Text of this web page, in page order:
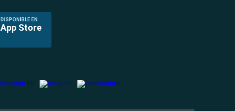
DISPONIBLE EN
App Store